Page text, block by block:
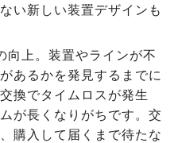
い新しい装置デザインも
向上。装置やラインが不
あるかを発見するまでに
換でタイムロスが発生
が長くなりがちです。交
購入して届くまで待たな